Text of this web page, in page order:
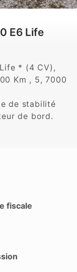
E6 Life
* (4 CV),
Km , 5, 7000
de stabilité
de bord.
fiscale